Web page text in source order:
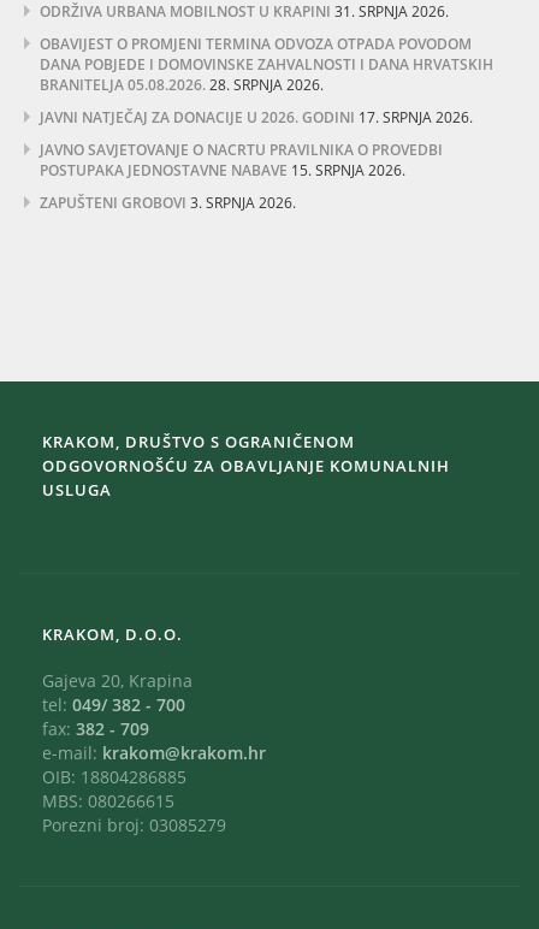
ODRŽIVA URBANA MOBILNOST U KRAPINI 31. SRPNJA 2026.
OBAVIJEST O PROMJENI TERMINA ODVOZA OTPADA POVODOM
DANA POBJEDE I DOMOVINSKE ZAHVALNOSTI I DANA HRVATSKIH
BRANITELJA 05.08.2026.28. SRPNJA 2026.
JAVNI NATJEČAJ ZA DONACIJE U 2026. GODINI 17. SRPNJA 2026.
JAVNO SAVJETOVANJE O NACRTU PRAVILNIKA O PROVEDBI
POSTUPAKA JEDNOSTAVNE NABAVE 15. SRPNJA 2026.
ZAPUŠTENI GROBOVI 3. SRPNJA 2026.
KRAKOM, DRUŠTVO S OGRANIČENOM
ODGOVORNOŠĆU ZA OBAVLJANJE KOMUNALNIH
USLUGA
KRAKOM, D.O.O.
Gajeva 20, Krapina
tel: 049/ 382 - 700
fax: 382 - 709
e-mail: krakom@krakom.hr
OIB: 18804286885
MBS: 080266615
Porezni broj: 03085279